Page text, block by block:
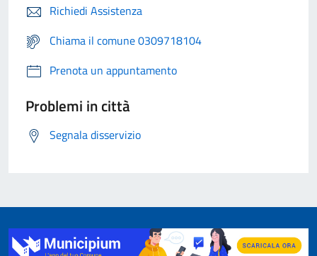
Richiedi Assistenza
Chiama il comune 0309718104
Prenota un appuntamento
Problemi in città
Segnala disservizio